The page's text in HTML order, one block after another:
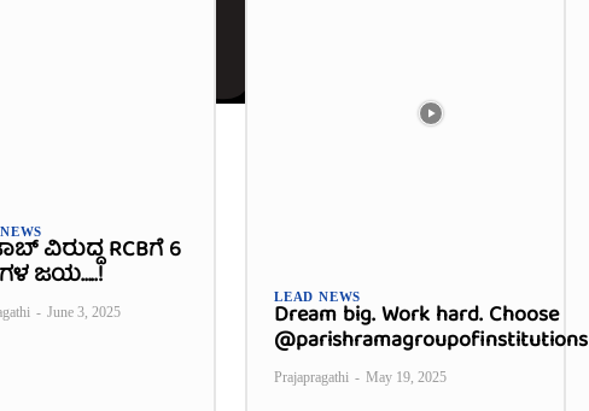
ವಿರುದ್ಧ RCBಗೆ 6
ಜಯ…..!
- June 3, 2025
LEAD NEWS
Dream big. Work hard. Choose
@parishramagroupofinstitutions
Prajapragathi - May 19, 2025